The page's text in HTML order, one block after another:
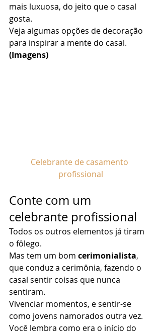
mais luxuosa, do jeito que o casal
gosta.
Veja algumas opções de decoração
para inspirar a mente do casal.
(Imagens)
Celebrante de casamento
profissional
Conte com um
celebrante profissional
Todos os outros elementos já tiram
o fôlego.
Mas tem um bom cerimonialista,
que conduz a cerimônia, fazendo o
casal sentir coisas que nunca
sentiram.
Vivenciar momentos, e sentir-se
como jovens namorados outra vez.
Você lembra como era o início do